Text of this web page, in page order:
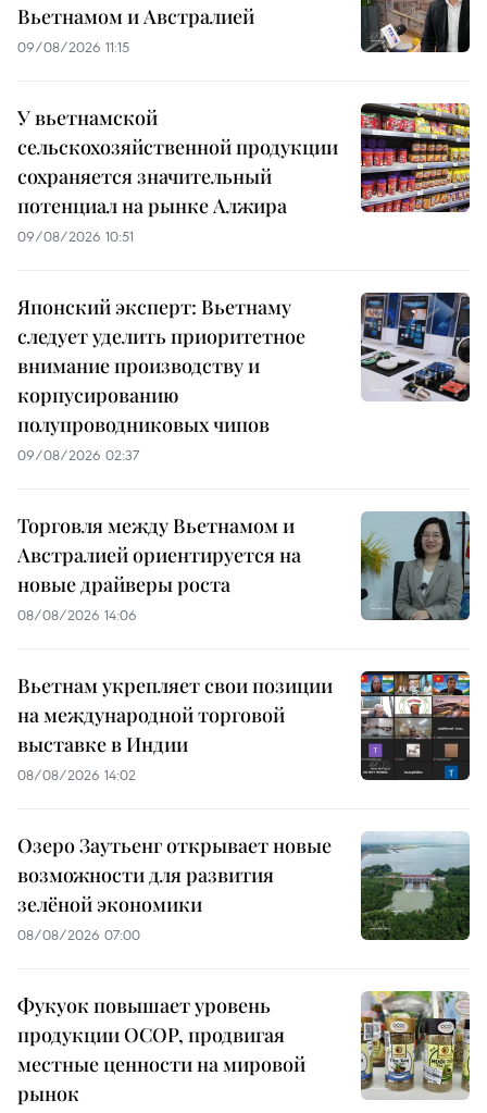
Вьетнамом и Австралией
09/08/2026 11:15
У вьетнамской
сельскохозяйственной продукции
сохраняется значительный
потенциал на рынке Алжира
09/08/2026 10:51
Японский эксперт: Вьетнаму
следует уделить приоритетное
внимание производству и
корпусированию
полупроводниковых чипов
09/08/2026 02:37
Торговля между Вьетнамом и
Австралией ориентируется на
новые драйверы роста
08/08/2026 14:06
Вьетнам укрепляет свои позиции
на международной торговой
выставке в Индии
08/08/2026 14:02
Озеро Заутьенг открывает новые
возможности для развития
зелёной экономики
08/08/2026 07:00
Фукуок повышает уровень
продукции OCOP, продвигая
местные ценности на мировой
рынок